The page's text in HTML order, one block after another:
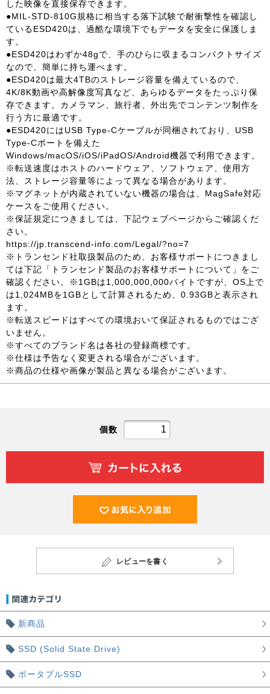
した映像を直接保存できます。
●MIL-STD-810G規格に相当する落下試験で耐衝撃性を確認し
ているESD420は、過酷な環境下でもデータを安全に保護しま
す。
●ESD420はわずか48gで、手のひらに収まるコンパクトサイズ
なので、簡単に持ち運べます。
●ESD420は最大4TBのストレージ容量を備えているので、
4K/8K動画や高解像度写真など、あらゆるデータをたっぷり保
存できます。カメラマン、旅行者、外出先でコンテンツ制作を
行う方に最適です。
●ESD420にはUSB Type-Cケーブルが同梱されており、USB
Type-Cポートを備えた
Windows/macOS/iOS/iPadOS/Android機器で利用できます。
※転送速度はホストのハードウェア、ソフトウェア、使用方
法、ストレージ容量等によって異なる場合があります。
※マグネットが内蔵されていない機器の場合は、MagSafe対応
ケースをご使用ください。
※保証規定につきましては、下記ウェブページからご確認くだ
さい。
https://jp.transcend-info.com/Legal/?no=7
※トランセンド社取扱製品のため、お客様サポートにつきまし
ては下記「トランセンド製品のお客様サポートについて」をご
確認ください。※1GBは1,000,000,000バイトですが、OS上で
は1,024MBを1GBとして計算されるため、0.93GBと表示され
ます。
※転送スピードはすべての環境おいて保証されるものではござ
いません。
※すべてのブランド名は各社の登録商標です。
※仕様は予告なく変更される場合がございます。
※商品の仕様や画像が製品と異なる場合がございます。
個数
レビューを書く
新商品
SSD (Solid State Drive)
ポータブルSSD